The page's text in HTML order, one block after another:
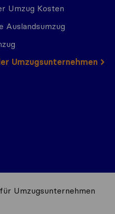
Umzug Kosten
Auslandsumzug
Umzugsunternehmen
Umzugsunternehmen